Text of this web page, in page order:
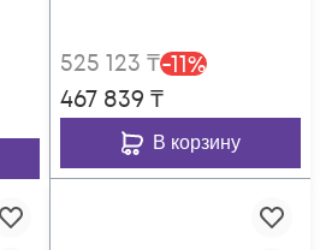
525 123 ₸-11%
467 839 ₸
В корзину